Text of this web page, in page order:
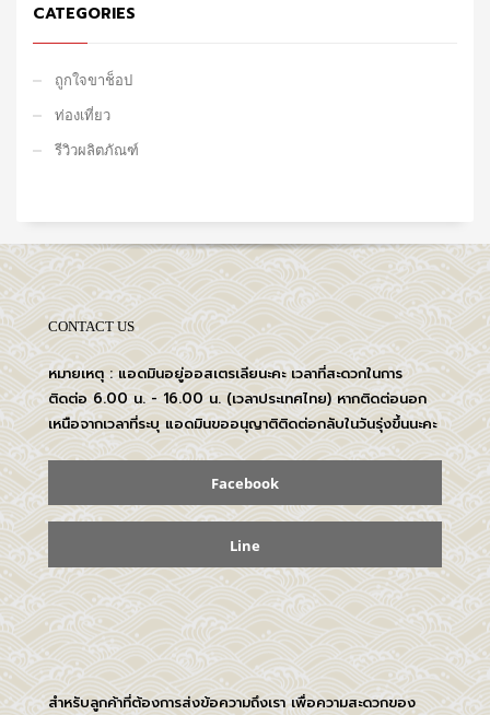
CATEGORIES
ถูกใจขาช็อป
ท่องเที่ยว
รีวิวผลิตภัณฑ์
CONTACT US
หมายเหตุ : แอดมินอยู่ออสเตรเลียนะคะ เวลาที่สะดวกในการ
ติดต่อ 6.00 น. - 16.00 น. (เวลาประเทศไทย) หากติดต่อนอก
เหนือจากเวลาที่ระบุ แอดมินขออนุญาติติดต่อกลับในวันรุ่งขึ้นนะคะ
Facebook
Line
สำหรับลูกค้าที่ต้องการส่งข้อความถึงเรา เพื่อความสะดวกของ